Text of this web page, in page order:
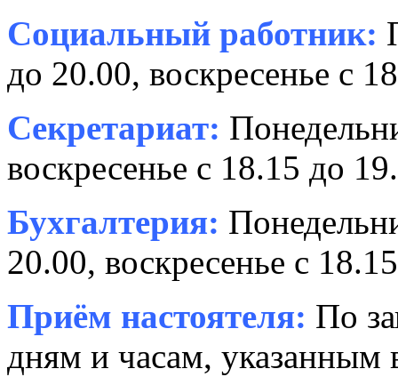
Социальный работник:
до 20.00, воскресенье с
Секретариат:
воскресенье с 18.15 до
Бухгалтерия:
20.00, воскресенье с
Приём настоятеля: По
дням и часам, указанным